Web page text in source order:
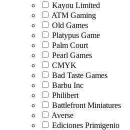
Kayou Limited
ATM Gaming
Old Games
Platypus Game
Palm Court
Pearl Games
CMYK
Bad Taste Games
Barbu Inc
Philibert
Battlefront Miniatures
Averse
Ediciones Primigenio